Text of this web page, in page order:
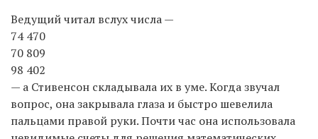
Ведущий читал вслух числа —
74 470
70 809
98 402
— а Стивенсон складывала их в уме. Когда звучал
вопрос, она закрывала глаза и быстро шевелила
пальцами правой руки. Почти час она использовала